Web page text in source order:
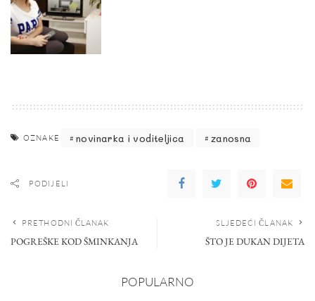
OZNAKE novinarka i voditeljica zanosna
PODIJELI
PRETHODNI ČLANAK
POGREŠKE KOD ŠMINKANJA
SLJEDEĆI ČLANAK
ŠTO JE DUKAN DIJETA
POPULARNO